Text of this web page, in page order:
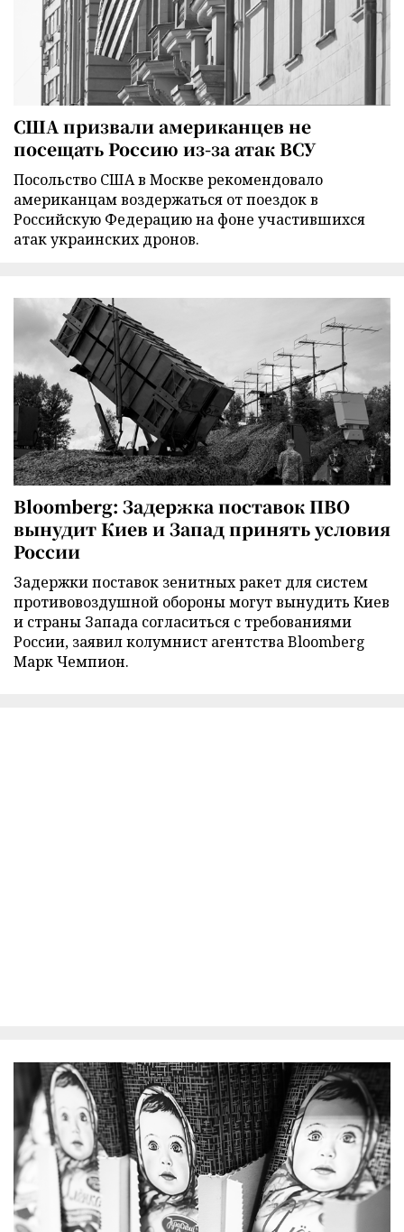
США призвали американцев не
посещать Россию из-за атак ВСУ
Посольство США в Москве рекомендовало
американцам воздержаться от поездок в
Российскую Федерацию на фоне участившихся
атак украинских дронов.
Bloomberg: Задержка поставок ПВО
вынудит Киев и Запад принять условия
России
Задержки поставок зенитных ракет для систем
противовоздушной обороны могут вынудить Киев
и страны Запада согласиться с требованиями
России, заявил колумнист агентства Bloomberg
Марк Чемпион.